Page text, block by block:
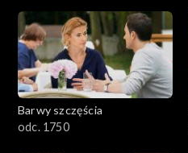
Barwy szczęścia
odc. 1750